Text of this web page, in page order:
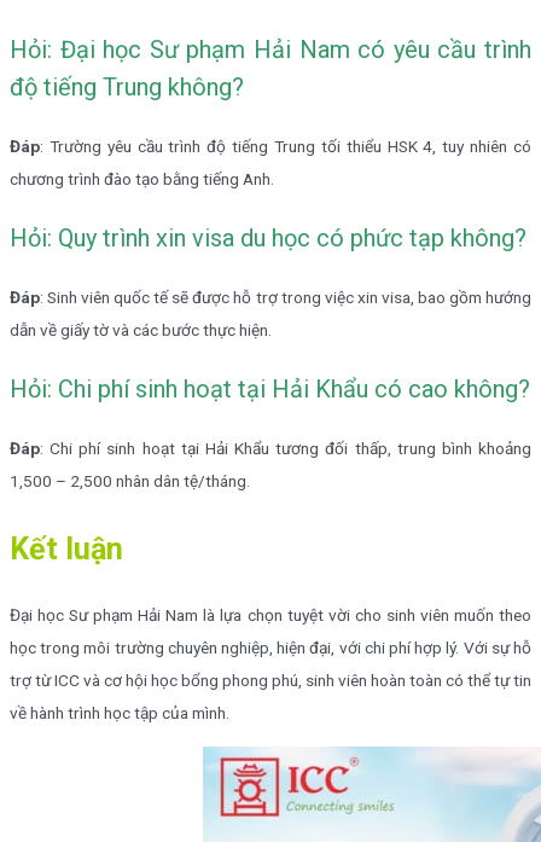
Hỏi: Đại học Sư phạm Hải Nam có yêu cầu trình
độ tiếng Trung không?
Đáp: Trường yêu cầu trình độ tiếng Trung tối thiểu HSK 4, tuy nhiên có
chương trình đào tạo bằng tiếng Anh.
Hỏi: Quy trình xin visa du học có phức tạp không?
Đáp: Sinh viên quốc tế sẽ được hỗ trợ trong việc xin visa, bao gồm hướng
dẫn về giấy tờ và các bước thực hiện.
Hỏi: Chi phí sinh hoạt tại Hải Khẩu có cao không?
Đáp: Chi phí sinh hoạt tại Hải Khẩu tương đối thấp, trung bình khoảng
1,500 – 2,500 nhân dân tệ/tháng.
Kết luận
Đại học Sư phạm Hải Nam là lựa chọn tuyệt vời cho sinh viên muốn theo
học trong môi trường chuyên nghiệp, hiện đại, với chi phí hợp lý. Với sự hỗ
trợ từ ICC và cơ hội học bổng phong phú, sinh viên hoàn toàn có thể tự tin
về hành trình học tập của mình.